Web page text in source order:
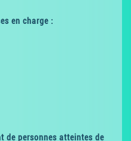
en charge :
de personnes atteintes de